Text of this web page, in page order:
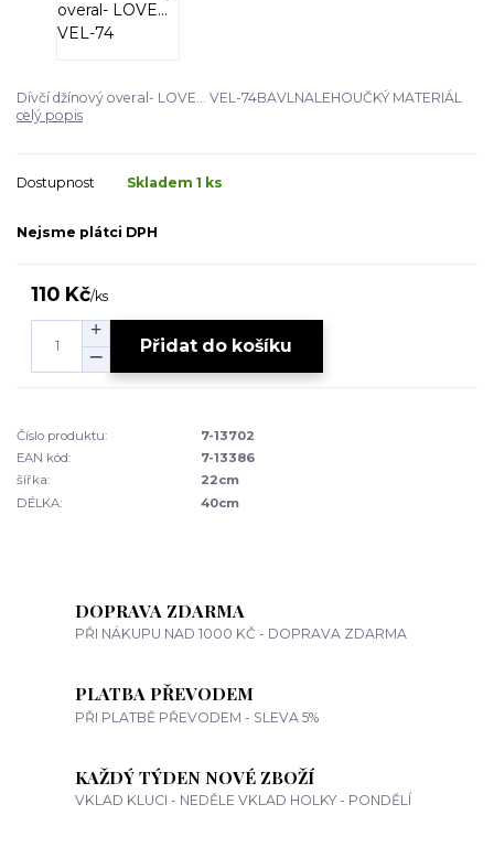
Dívčí džínový overal- LOVE... VEL-74BAVLNALEHOUČKÝ MATERIÁL
celý popis
Dostupnost Skladem 1 ks
Nejsme plátci DPH
110 Kč/ks
Přidat do košíku
Číslo produktu:
7-13702
EAN kód:
7-13386
šířka:
22cm
DÉLKA:
40cm
DOPRAVA ZDARMA
PŘI NÁKUPU NAD 1000 KČ - DOPRAVA ZDARMA
PLATBA PŘEVODEM
PŘI PLATBĚ PŘEVODEM - SLEVA 5%
KAŽDÝ TÝDEN NOVÉ ZBOŽÍ
VKLAD KLUCI - NEDĚLE VKLAD HOLKY - PONDĚLÍ